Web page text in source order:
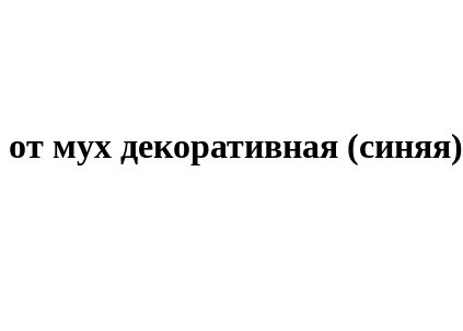
мух декоративная (синяя)